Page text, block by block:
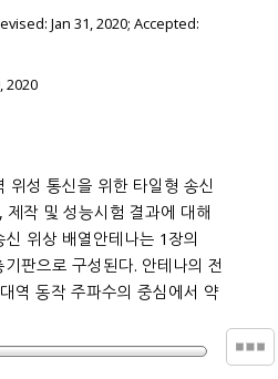
Jan 31, 2020; Accepted:
2020
위성 통신을 위한 타일형 송신
작 및 성능시험 결과에 대해
나는 1장의
판으로 구성된다. 안테나의 전
역 동작 주파수의 중심에서 약